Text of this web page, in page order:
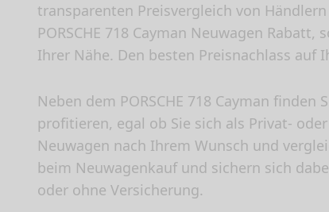
transparenten Preisvergleich von
PORSCHE 718 Cayman Neuwagen
Ihrer Nähe. Den besten Preisnachlass
Neben dem PORSCHE 718 Cayman
profitieren, egal ob Sie sich als Privat-
Neuwagen nach Ihrem Wunsch und
beim Neuwagenkauf und sichern sich
oder ohne Versicherung.